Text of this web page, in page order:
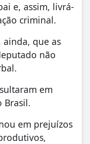
e, assim, livrá-
criminal.
ainda, que as
não
em
Brasil.
em prejuízos